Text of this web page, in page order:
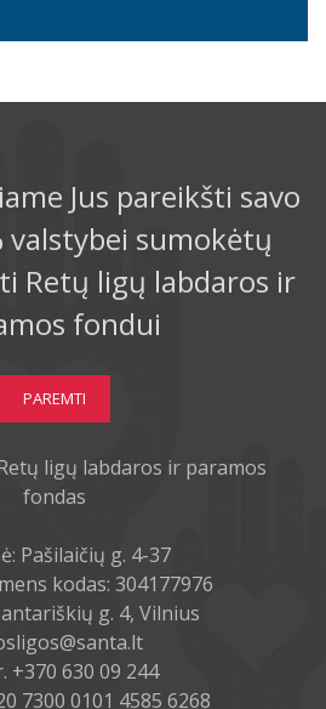
Jus pareikšti savo
valstybei sumokėtų
Retų ligų labdaros ir
fondui
PAREMTI
ligų labdaros ir paramos
fondas
Pašilaičių g. 4-37
kodas: 304177976
g. 4, Vilnius
+370 630 09 244
7300 0101 4585 6268